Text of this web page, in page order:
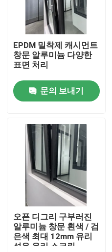
EPDM 밀착제 캐시먼트
창문 알루미늄 다양한
표면 처리
문의 보내기
오픈 디그리 구부러진
알루미늄 창문 흰색 / 검
은색 최대 12mm 유리
섬유 유리 스크린